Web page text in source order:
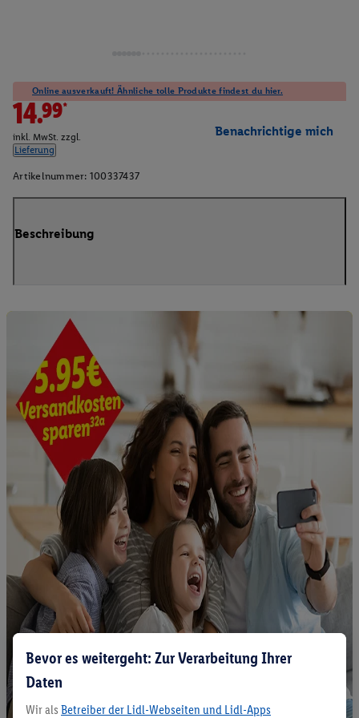
Online ausverkauft! Ähnliche tolle Produkte findest du hier.
14.99*
inkl. MwSt. zzgl.
Lieferung
Benachrichtige mich
Artikelnummer: 100337437
Beschreibung
Bevor es weitergeht: Zur Verarbeitung Ihrer
Daten
Wir als Betreiber der Lidl-Webseiten und Lidl-Apps